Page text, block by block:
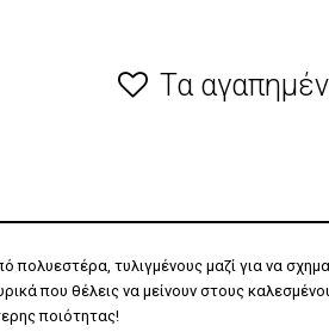
Τα
τυλιγμένoυς μαζί για να
που θέλεις να μείνουν στους
ποιότητας!